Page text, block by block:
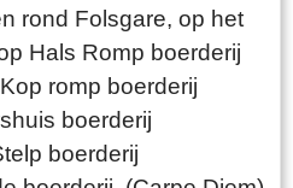
rond Folsgare, op het
Hals Romp boerderij
romp boerderij
boerderij
boerderij